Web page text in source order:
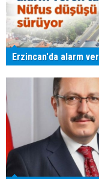
Erzincan'da alarm